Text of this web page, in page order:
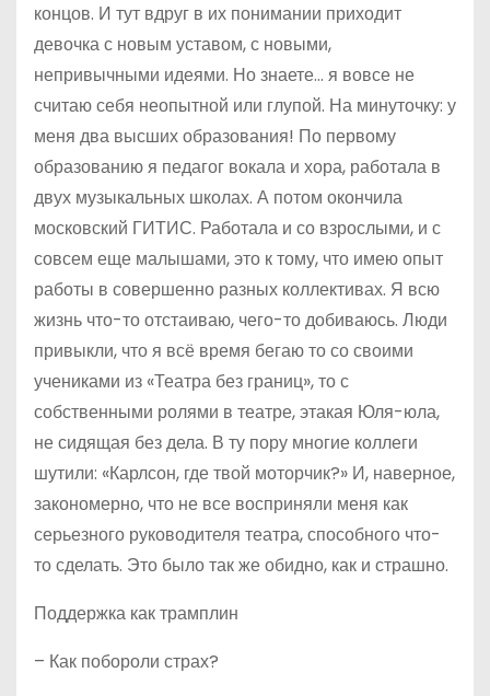
концов. И тут вдруг в их понимании приходит
девочка с новым уставом, с новыми,
непривычными идеями. Но знаете… я вовсе не
считаю себя неопытной или глупой. На минуточку: у
меня два высших образования! По первому
образованию я педагог вокала и хора, работала в
двух музыкальных школах. А потом окончила
московский ГИТИС. Работала и со взрослыми, и с
совсем еще малышами, это к тому, что имею опыт
работы в совершенно разных коллективах. Я всю
жизнь что-то отстаиваю, чего-то добиваюсь. Люди
привыкли, что я всё время бегаю то со своими
учениками из «Театра без границ», то с
собственными ролями в театре, этакая Юля-юла,
не сидящая без дела. В ту пору многие коллеги
шутили: «Карлсон, где твой моторчик?» И, наверное,
закономерно, что не все восприняли меня как
серьезного руководителя театра, способного что-
то сделать. Это было так же обидно, как и страшно.
Поддержка как трамплин
– Как побороли страх?